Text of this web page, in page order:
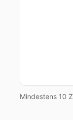
Mindestens 10